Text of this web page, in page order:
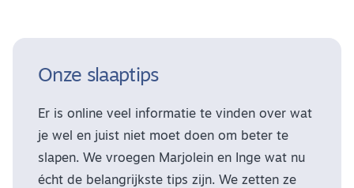
Onze slaaptips
Er is online veel informatie te vinden over wat
je wel en juist niet moet doen om beter te
slapen. We vroegen Marjolein en Inge wat nu
écht de belangrijkste tips zijn. We zetten ze